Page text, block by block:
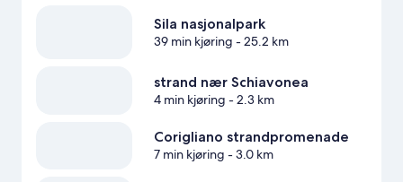
Sila nasjonalpark
39 min kjøring - 25.2 km
strand nær Schiavonea
4 min kjøring - 2.3 km
Corigliano strandpromenade
7 min kjøring - 3.0 km